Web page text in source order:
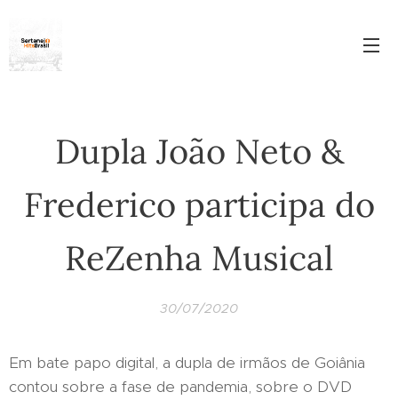
Dupla João Neto &
Frederico participa do
ReZenha Musical
30/07/2020
Em bate papo digital, a dupla de irmãos de Goiânia
contou sobre a fase de pandemia, sobre o DVD